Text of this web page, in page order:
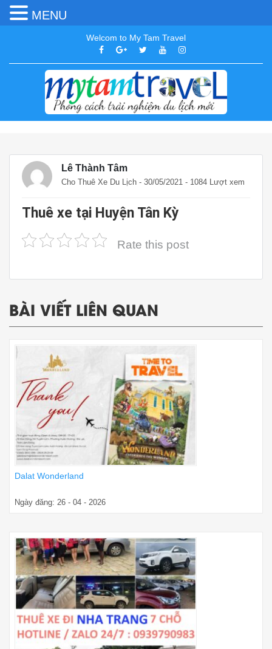
Welcom to My Tam Travel
Lê Thành Tâm
Cho Thuê Xe Du Lịch - 30/05/2021 - 1084 Lượt xem
Thuê xe tại Huyện Tân Kỳ
Rate this post
BÀI VIẾT LIÊN QUAN
Dalat Wonderland
Ngày đăng: 26 - 04 - 2026
MENU